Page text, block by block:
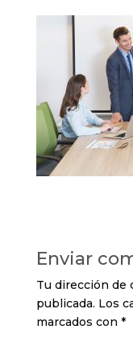
Enviar
Tu dirección de
publicada. Los
marcados con *